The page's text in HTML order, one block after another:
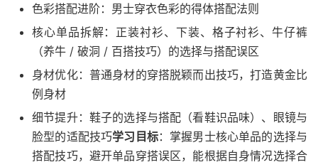
色彩搭配进阶：男士穿衣色彩的得体搭配法则
核心单品拆解：正装衬衫、下装、格子衬衫、牛仔裤
（养牛 / 破洞 / 百搭技巧）的选择与搭配误区
身材优化：普通身材的穿搭脱颖而出技巧，打造黄金比
例身材
细节提升：鞋子的选择与搭配（看鞋识品味）、眼镜与
脸型的适配技巧学习目标：掌握男士核心单品的选择与
搭配技巧，避开单品穿搭误区，能根据自身情况选择合